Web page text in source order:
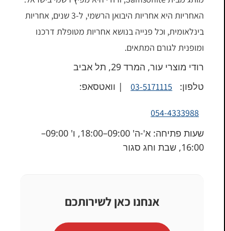
האחריות היא אחריות היבואן הרשמי, ל-3 שנים, אחריות
בינלאומית, וכל פנייה בנושא אחריות מטופלת דרכנו
ומופנית לגורם המתאים.
רודי מוצרי עור, המרד 29, תל אביב
טלפון:
03-5171115 | וואטסאפ:
054-4333988
שעות פתיחה: א'-ה' 09:00–18:00, ו' 09:00–
16:00, שבת וחג סגור
אנחנו כאן לשירותכם